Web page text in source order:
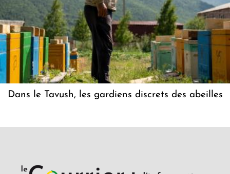
Dans le Tavush, les gardiens discrets des abeilles